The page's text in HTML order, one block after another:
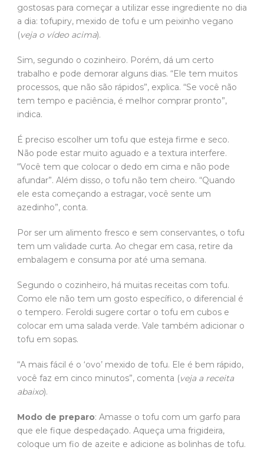
gostosas para começar a utilizar esse ingrediente no dia
a dia: tofupiry, mexido de tofu e um peixinho vegano
(veja o vídeo acima).
Sim, segundo o cozinheiro. Porém, dá um certo
trabalho e pode demorar alguns dias. “Ele tem muitos
processos, que não são rápidos”, explica. “Se você não
tem tempo e paciência, é melhor comprar pronto”,
indica.
É preciso escolher um tofu que esteja firme e seco.
Não pode estar muito aguado e a textura interfere.
“Você tem que colocar o dedo em cima e não pode
afundar”. Além disso, o tofu não tem cheiro. “Quando
ele esta começando a estragar, você sente um
azedinho”, conta.
Por ser um alimento fresco e sem conservantes, o tofu
tem um validade curta. Ao chegar em casa, retire da
embalagem e consuma por até uma semana.
Segundo o cozinheiro, há muitas receitas com tofu.
Como ele não tem um gosto específico, o diferencial é
o tempero. Feroldi sugere cortar o tofu em cubos e
colocar em uma salada verde. Vale também adicionar o
tofu em sopas.
“A mais fácil é o ‘ovo’ mexido de tofu. Ele é bem rápido,
você faz em cinco minutos”, comenta (veja a receita
abaixo).
Modo de preparo: Amasse o tofu com um garfo para
que ele fique despedaçado. Aqueça uma frigideira,
coloque um fio de azeite e adicione as bolinhas de tofu.